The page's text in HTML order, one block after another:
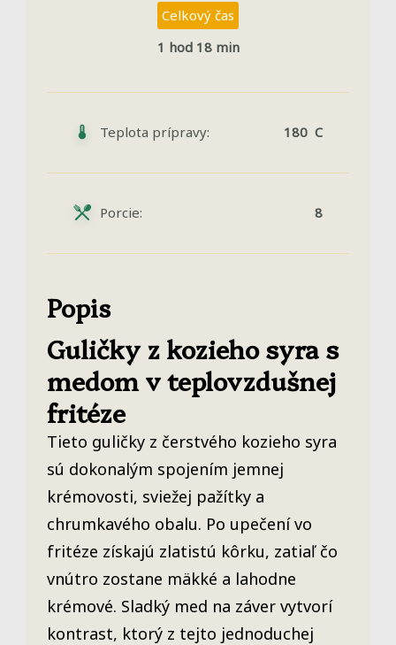
Celkový čas
1 hod 18 min
Teplota prípravy: 180 C
Porcie: 8
Popis
Guličky z kozieho syra s
medom v teplovzdušnej
fritéze
Tieto guličky z čerstvého kozieho syra
sú dokonalým spojením jemnej
krémovosti, sviežej pažítky a
chrumkavého obalu. Po upečení vo
fritéze získajú zlatistú kôrku, zatiaľ čo
vnútro zostane mäkké a lahodne
krémové. Sladký med na záver vytvorí
kontrast, ktorý z tejto jednoduchej